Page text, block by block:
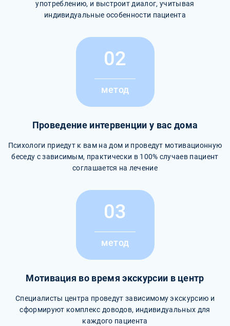
употреблению, и выстроит диалог, учитывая
индивидуальные особенности пациента
02
метод
Проведение интервенции у вас дома
Психологи приедут к вам на дом и проведут мотивационную
беседу с зависимым, практически в 100% случаев пациент
соглашается на лечение
03
метод
Мотивация во время экскурсии в центр
Специалисты центра проведут зависимому экскурсию и
сформируют комплекс доводов, индивидуальных для
каждого пациента